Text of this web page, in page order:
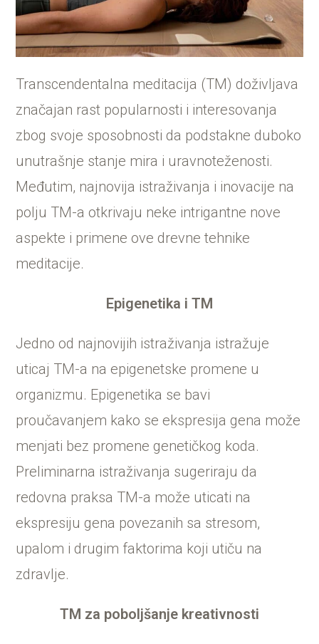
Transcendentalna meditacija (TM) doživljava
značajan rast popularnosti i interesovanja
zbog svoje sposobnosti da podstakne duboko
unutrašnje stanje mira i uravnoteženosti.
Međutim, najnovija istraživanja i inovacije na
polju TM-a otkrivaju neke intrigantne nove
aspekte i primene ove drevne tehnike
meditacije.
Epigenetika i TM
Jedno od najnovijih istraživanja istražuje
uticaj TM-a na epigenetske promene u
organizmu. Epigenetika se bavi
proučavanjem kako se ekspresija gena može
menjati bez promene genetičkog koda.
Preliminarna istraživanja sugeriraju da
redovna praksa TM-a može uticati na
ekspresiju gena povezanih sa stresom,
upalom i drugim faktorima koji utiču na
zdravlje.
TM za poboljšanje kreativnosti